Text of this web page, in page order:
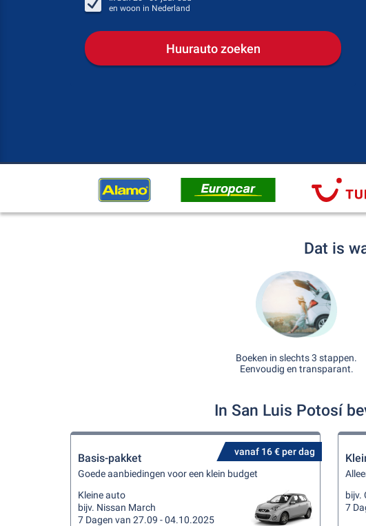
en woon in Nederland
Huurauto zoeken
Dat is
Boeken in slechts 3 stappen.
Eenvoudig en transparant.
In San Luis Potosí
vanaf 16 € per dag
Basis-pakket
Goede aanbiedingen voor een klein budget
Kleine auto
bijv. Nissan March
7 Dagen van 27.09 - 04.10.2025
bijv.
7